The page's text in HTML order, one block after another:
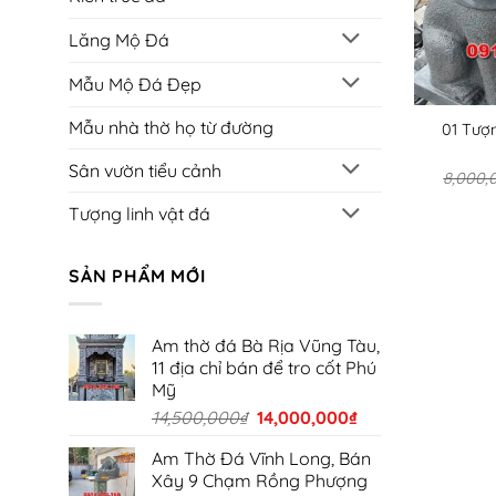
Lăng Mộ Đá
Mẫu Mộ Đá Đẹp
Mẫu nhà thờ họ từ đường
Sân vườn tiểu cảnh
Tượng linh vật đá
SẢN PHẨM MỚI
Am thờ đá Bà Rịa Vũng Tàu,
11 địa chỉ bán để tro cốt Phú
Mỹ
14,500,000₫ Giá
là:
14,500,000₫.
14,000,000₫Giá
tại
là:
Am Thờ Đá Vĩnh Long, Bán
Xây 9 Chạm Rồng Phượng
01